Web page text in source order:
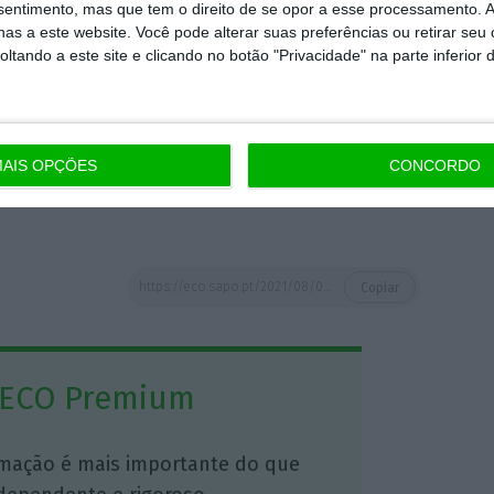
mas que tem o direito de se opor a esse processamento.
a este website. Você pode alterar suas preferências ou retirar seu
a este site e clicando no botão "Privacidade" na parte inferior
OPÇÕES CONCORDO
por mulheres: “Queremos ter mulheres
no entanto, batemos de frente com
encontra-se na faixa entre os 31 e os
mais de 50 anos (32%) e depois os que
Premium
é mais importante do que